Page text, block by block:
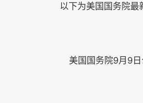
以下为美国国务院最
美国国务院9月9